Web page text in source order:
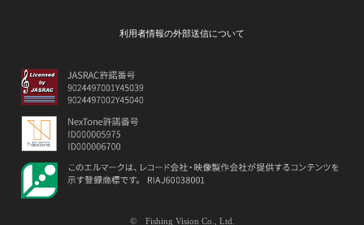
利用者情報の外部送信について
© Fishing Vision Co., Ltd.